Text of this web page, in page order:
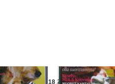
Kotivinkki nro 18 2010